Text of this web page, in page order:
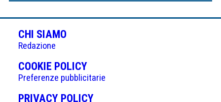
CHI SIAMO
Redazione
COOKIE POLICY(APRE
IN
UNA
Preferenze pubblicitarie
PRIVACY POLICY(APRE